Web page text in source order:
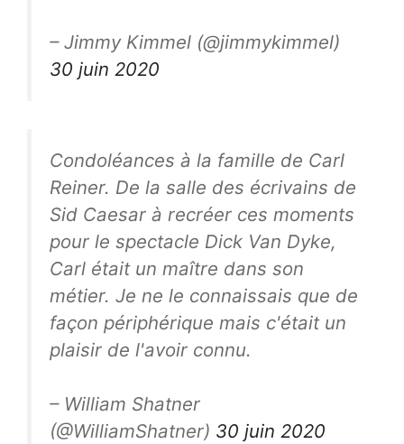
– Jimmy Kimmel (@jimmykimmel)
30 juin 2020
Condoléances à la famille de Carl
Reiner. De la salle des écrivains de
Sid Caesar à recréer ces moments
pour le spectacle Dick Van Dyke,
Carl était un maître dans son
métier. Je ne le connaissais que de
façon périphérique mais c'était un
plaisir de l'avoir connu.
– William Shatner
(@WilliamShatner) 30 juin 2020